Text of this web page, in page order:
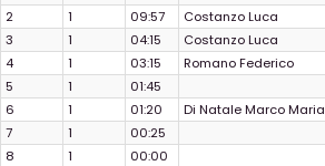
2
1 09:57 Costanzo Luca
3
1 04:15 Costanzo Luca
4
1 03:15 Romano Federico
5
1 01:45
6
1 01:20 Di Natale Marco Maria
7
1 00:25
8
1 00:00